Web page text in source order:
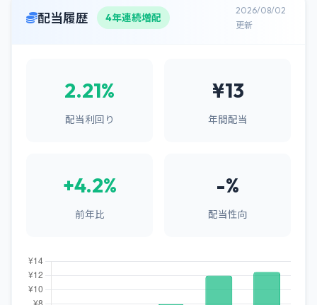
配当履歴 4年連続増配
2026/08/02
更新
2.21%
配当利回り
¥13
年間配当
+4.2%
前年比
-%
配当性向